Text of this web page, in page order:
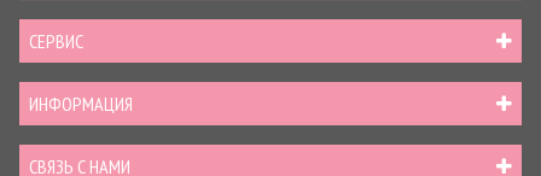
СЕРВИС
ИНФОРМАЦИЯ
СВЯЗЬ С НАМИ